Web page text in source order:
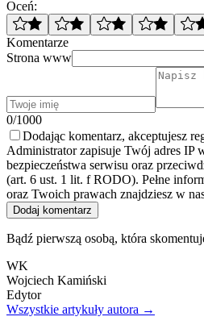
Oceń:
Komentarze
Strona www
0/1000
Dodając komentarz, akceptujesz
Administrator zapisuje Twój adres IP
bezpieczeństwa serwisu oraz
(art. 6 ust. 1 lit. f RODO). Pełne
oraz Twoich prawach znajdziesz w
Dodaj komentarz
Bądź pierwszą osobą, która
WK
Wojciech Kamiński
Edytor
Wszystkie artykuły autora →